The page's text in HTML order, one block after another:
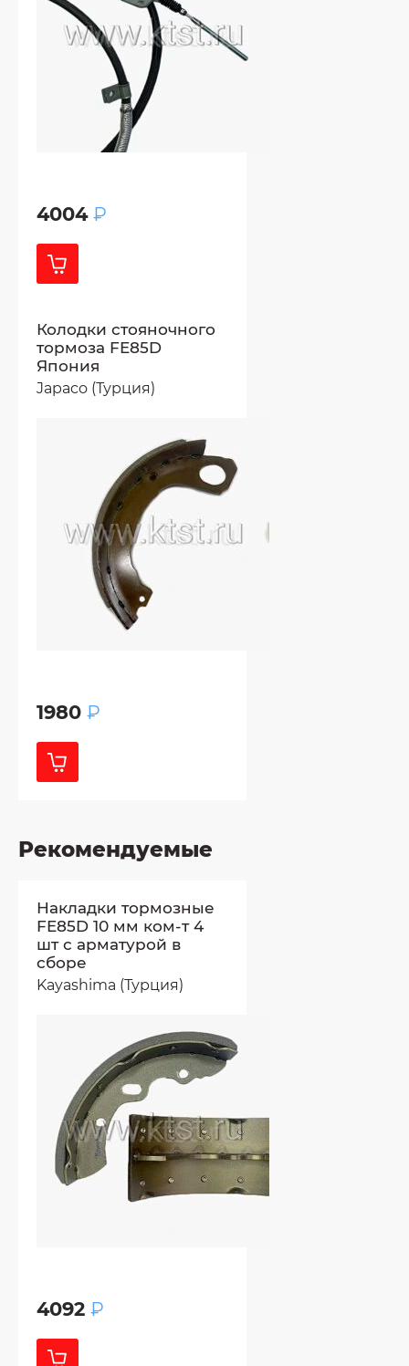
4004 ₽
Колодки стояночного
тормоза FE85D
Япония
Japaco (Турция)
1980 ₽
Рекомендуемые
Накладки тормозные
FE85D 10 мм ком-т 4
шт с арматурой в
сборе
Kayashima (Турция)
4092 ₽